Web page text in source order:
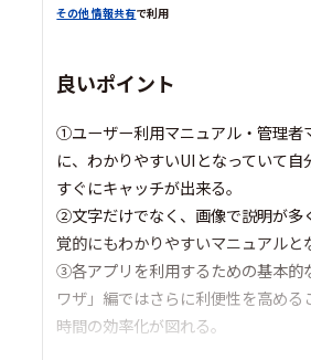
その他 情報共有で利用
良いポイント
①ユーザー利用マニュアル・管理者
に、わかりやすいUIとなっていて自
すぐにキャッチが出来る。
②文字だけでなく、画像で説明が多
覚的にもわかりやすいマニュアルと
③各アプリを利用するための基本的
ワザ」編ではさらに利便性を高める
時間の効率化が図れる。